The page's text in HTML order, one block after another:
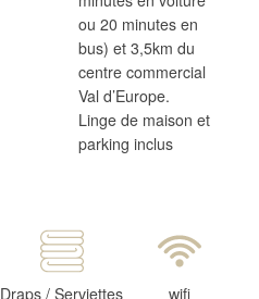
ou 20 minutes en
bus) et 3,5km du
centre commercial
Val d’Europe.
Linge de maison et
parking inclus
Draps / Serviettes wifi